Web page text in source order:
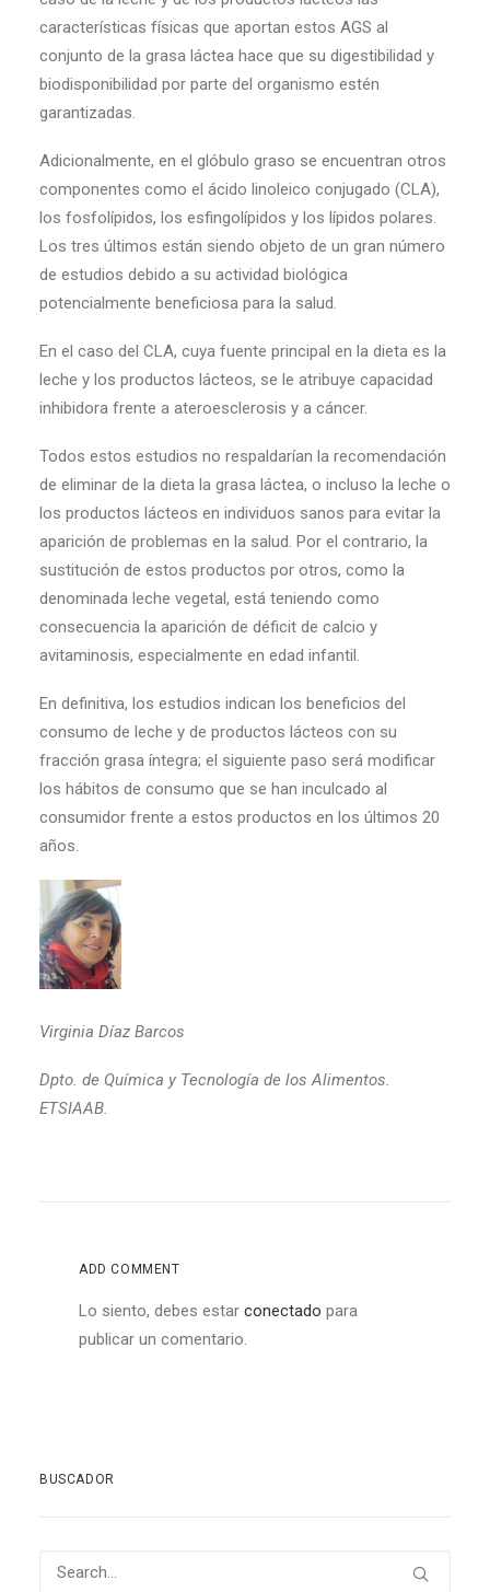
características físicas que aportan estos AGS al
conjunto de la grasa láctea hace que su digestibilidad y
biodisponibilidad por parte del organismo estén
garantizadas.
Adicionalmente, en el glóbulo graso se encuentran otros
componentes como el ácido linoleico conjugado (CLA),
los fosfolípidos, los esfingolípidos y los lípidos polares.
Los tres últimos están siendo objeto de un gran número
de estudios debido a su actividad biológica
potencialmente beneficiosa para la salud.
En el caso del CLA, cuya fuente principal en la dieta es la
leche y los productos lácteos, se le atribuye capacidad
inhibidora frente a ateroesclerosis y a cáncer.
Todos estos estudios no respaldarían la recomendación
de eliminar de la dieta la grasa láctea, o incluso la leche o
los productos lácteos en individuos sanos para evitar la
aparición de problemas en la salud. Por el contrario, la
sustitución de estos productos por otros, como la
denominada leche vegetal, está teniendo como
consecuencia la aparición de déficit de calcio y
avitaminosis, especialmente en edad infantil.
En definitiva, los estudios indican los beneficios del
consumo de leche y de productos lácteos con su
fracción grasa íntegra; el siguiente paso será modificar
los hábitos de consumo que se han inculcado al
consumidor frente a estos productos en los últimos 20
años.
Virginia Díaz Barcos
Dpto. de Química y Tecnología de los Alimentos.
ETSIAAB.
ADD COMMENT
Lo siento, debes estar conectado para
publicar un comentario.
BUSCADOR